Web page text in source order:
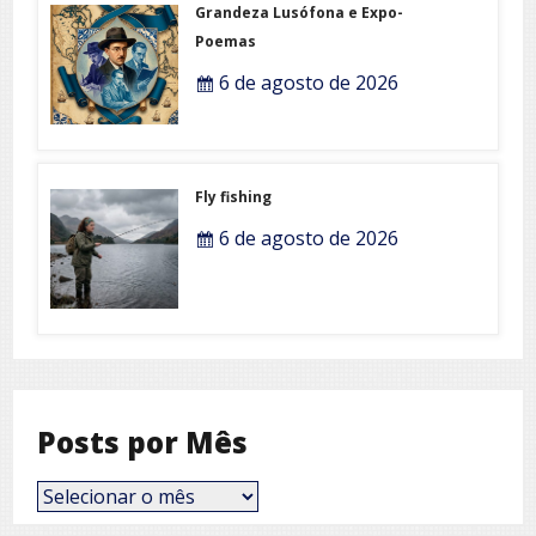
Grandeza Lusófona e Expo-
Poemas
6 de agosto de 2026
Fly fishing
6 de agosto de 2026
Posts por Mês
Posts
por